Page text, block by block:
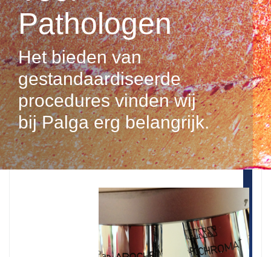
Pathologen
Het bieden van
gestandaardiseerde
procedures vinden wij
bij Palga erg belangrijk.